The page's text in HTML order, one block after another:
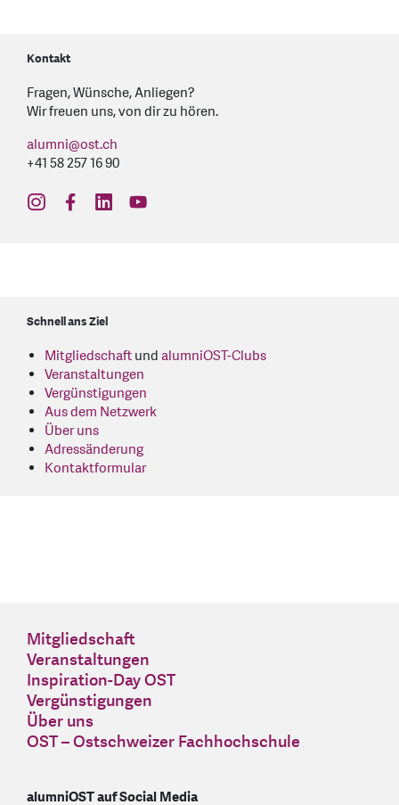
Kontakt
Fragen, Wünsche, Anliegen?
Wir freuen uns, von dir zu hören.
alumni@ost.ch
+41 58 257 16 90
find us on: instagram
find us on: facebook
find us on: linkedin
find us on: youtube
Schnell ans Ziel
MitgliedschaftundalumniOST-Clubs
Veranstaltungen
Vergünstigungen
Aus dem Netzwerk
Über uns
Adressänderung
Kontaktformular
Mitgliedschaft
Veranstaltungen
Inspiration-Day OST
Vergünstigungen
Über uns
OST – Ostschweizer Fachhochschule
alumniOST auf Social Media